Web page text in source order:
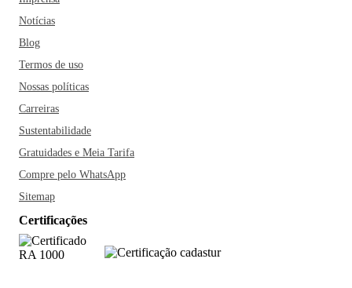
Notícias
Blog
Termos de uso
Nossas políticas
Carreiras
Sustentabilidade
Gratuidades e Meia Tarifa
Compre pelo WhatsApp
Sitemap
Certificações